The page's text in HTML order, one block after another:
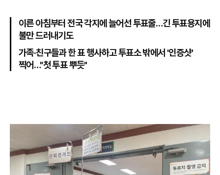
기
이른 아침부터 전국 각지에 늘어선 투표줄…긴 투표용지에
불만 드러내기도
가족·친구들과 한 표 행사하고 투표소 밖에서 '인증샷'
찍어…"첫 투표 뿌듯"